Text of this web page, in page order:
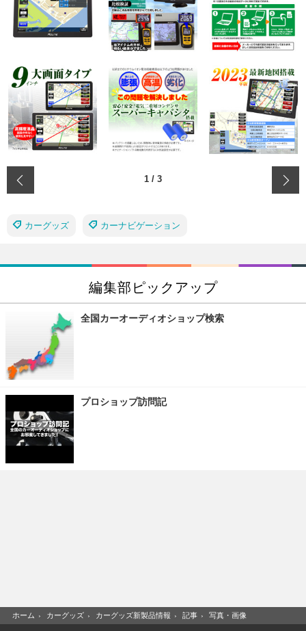
1 / 3
カーグッズ カーナビゲーション
編集部ピックアップ
全国カーオーディオショップ検索
プロショップ訪問記
ホーム › カーグッズ › カーグッズ新製品情報 › 記事 › 写真・画像